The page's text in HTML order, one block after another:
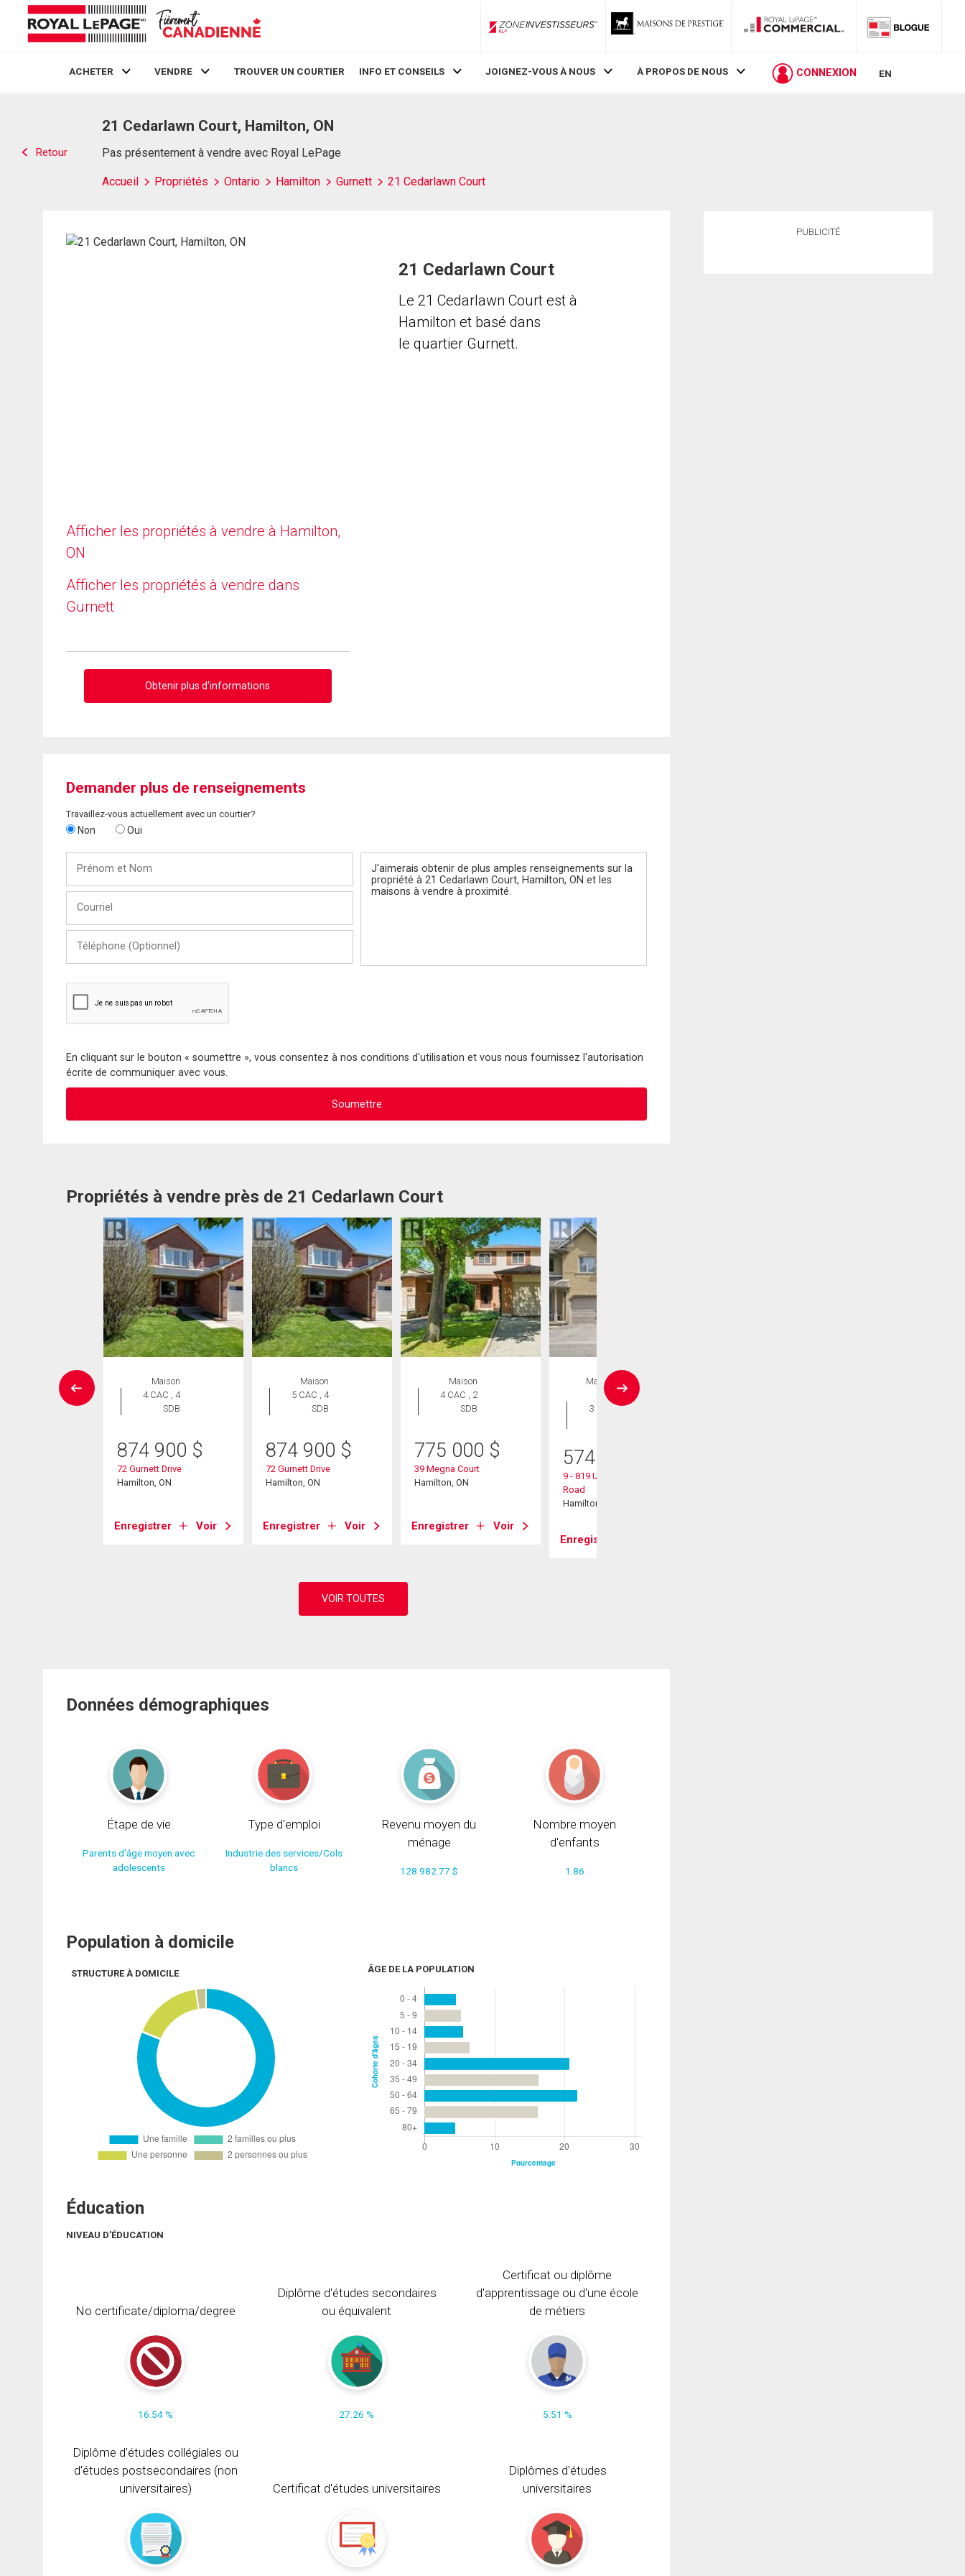
ZoneInvestisseurs RLP
ACHETER VENDRE TROUVER UN COURTIER INFO ET CONSEILS JOIGNEZ-VOUS À NOUS À PROPOS DE NOUS CONNEXION EN
Retour
21 Cedarlawn Court, Hamilton, ON
Pas présentement à vendre avec Royal LePage
Accueil Propriétés Ontario Hamilton Gurnett 21 Cedarlawn Court
Afficher les propriétés à vendre à Hamilton,
ON
Afficher les propriétés à vendre dans
Gurnett
Obtenir plus d'informations
21 Cedarlawn Court
Le 21 Cedarlawn Court est à
Hamilton et basé dans
le quartier Gurnett.
Demander plus de renseignements
Travaillez-vous actuellement avec un courtier?
Non Oui
Nom
(Optionnel)
En cliquant sur le bouton « soumettre », vous consentez à nos conditions d'utilisation et vous nous fournissez l'autorisation
écrite de communiquer avec vous.
Propriétés à vendre près de 21 Cedarlawn Court
Maison
4 CAC , 4
SDB
874 900 $
72 Gurnett Drive
Hamilton, ON
Enregistrer Voir
Maison
5 CAC , 4
SDB
874 900 $
72 Gurnett Drive
Hamilton, ON
Enregistrer Voir
Maison
4 CAC , 2
SDB
775 000 $
39 Megna Court
Hamilton, ON
Enregistrer Voir
Maison en
rangée
3 CAC , 3
574 900
9 - 819 Upper Paradise
Road
Hamilton, ON
Enregistrer
Données démographiques
Étape de vie
Parents d'âge moyen avec
adolescents
Type d'emploi
Industrie des services/Cols
blancs
Revenu moyen du
ménage
128 982.77 $
Nombre moyen
d'enfants
1.86
Population à domicile
STRUCTURE À DOMICILE ÂGE DE LA POPULATION
Éducation
NIVEAU D'ÉDUCATION
No certificate/diploma/degree
16.54 %
Diplôme d'études secondaires
ou équivalent
27.26 %
Certificat ou diplôme
d'apprentissage ou d'une école
de métiers
5.51 %
Diplôme d'études collégiales ou
d'études postsecondaires (non
universitaires)
Certificat d'études universitaires
Diplômes d'études
universitaires
PUBLICITÉ